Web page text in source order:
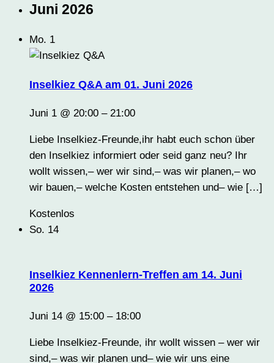
Juni 2026
Mo. 1
Inselkiez Q&A am 01. Juni 2026
Juni 1 @ 20:00 – 21:00
Liebe Inselkiez-Freunde,ihr habt euch schon über
den Inselkiez informiert oder seid ganz neu? Ihr
wollt wissen,– wer wir sind,– was wir planen,– wo
wir bauen,– welche Kosten entstehen und– wie […]
Kostenlos
So. 14
Inselkiez Kennenlern-Treffen am 14. Juni
2026
Juni 14 @ 15:00 – 18:00
Liebe Inselkiez-Freunde, ihr wollt wissen – wer wir
sind,– was wir planen und– wie wir uns eine